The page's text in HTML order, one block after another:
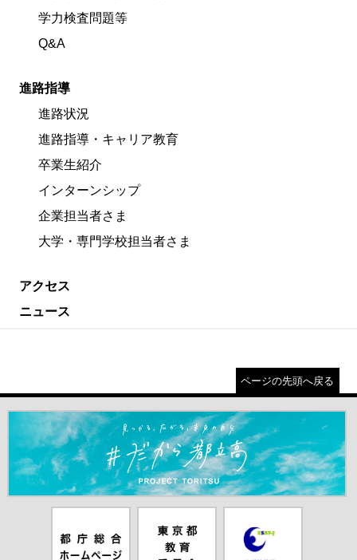
学力検査問題等
Q&A
進路指導
進路状況
進路指導・キャリア教育
卒業生紹介
インターンシップ
企業担当者さま
大学・専門学校担当者さま
アクセス
ニュース
ページの先頭へ戻る
＃だから都立高（別ウインドウが開きます）
ムページ（別
ウインドウが
員会（別ウイ
ンドウが開き
ピーキングテ
スト（別ウイ